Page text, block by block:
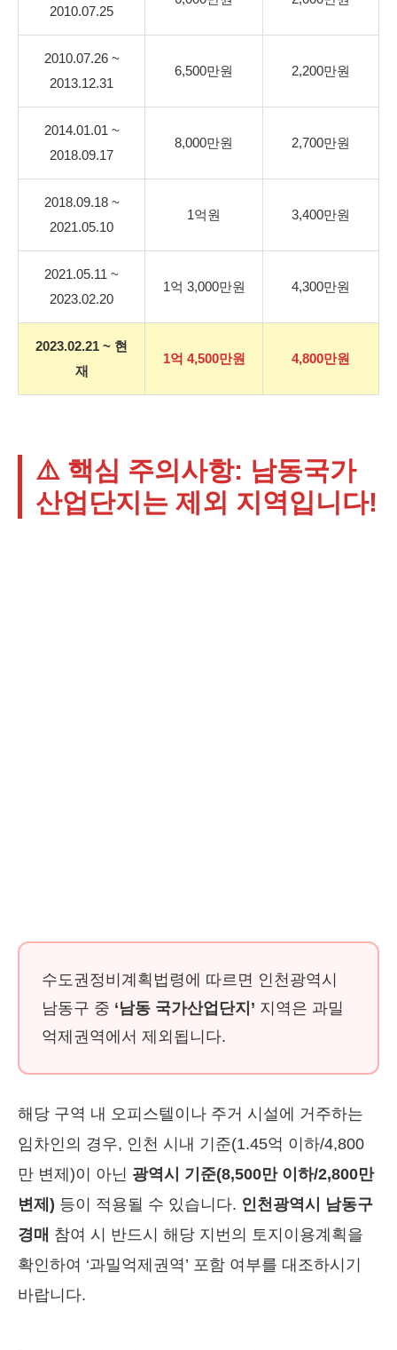
2010.07.25
2010.07.26 ~
2013.12.31
6,500만원 2,200만원
2014.01.01 ~
2018.09.17
8,000만원 2,700만원
2018.09.18 ~
2021.05.10
1억원 3,400만원
2021.05.11 ~
2023.02.20
1억 3,000만원 4,300만원
2023.02.21 ~ 현
재
1억 4,500만원 4,800만원
⚠️ 핵심 주의사항: 남동국가
산업단지는 제외 지역입니다!
수도권정비계획법령에 따르면 인천광역시
남동구 중 ‘남동 국가산업단지’ 지역은 과밀
억제권역에서 제외됩니다.
해당 구역 내 오피스텔이나 주거 시설에 거주하는
임차인의 경우, 인천 시내 기준(1.45억 이하/4,800
만 변제)이 아닌 광역시 기준(8,500만 이하/2,800만
변제) 등이 적용될 수 있습니다. 인천광역시 남동구
경매 참여 시 반드시 해당 지번의 토지이용계획을
확인하여 ‘과밀억제권역’ 포함 여부를 대조하시기
바랍니다.